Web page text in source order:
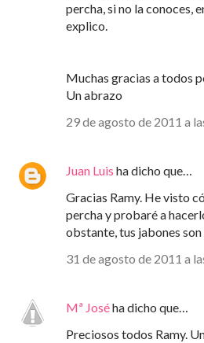
percha, si no la conoces,
explico.
Muchas gracias a todos
Un abrazo
29 de agosto de 2011 a
Juan Luis ha dicho que…
Gracias Ramy. He visto
percha y probaré a
obstante, tus jabones
31 de agosto de 2011 a
Mª Joséha dicho que…
Preciosos todos Ramy.